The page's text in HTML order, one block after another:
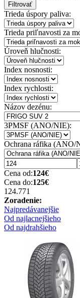
Filtrovať
Trieda úspory paliva:
Trieda priľnavosti za
Úroveň hlučnosti:
Index nosnosti:
Index rychlosti:
Názov dezénu:
3PMSF (ANO/NIE):
Ochrana ráfika (ANO/
Cena od:124€
Cena do:125€
124.771
Zoradenie:
Najpredávanejšie
Od najlacnejšieho
Od najdrahšieho